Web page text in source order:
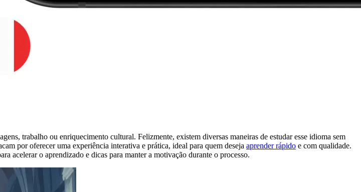
trabalho ou enriquecimento cultural. Felizmente, existem diversas maneiras de estudar esse idioma sem
por oferecer uma experiência interativa e prática, ideal para quem deseja aprender rápido e com qualidade.
acelerar o aprendizado e dicas para manter a motivação durante o processo.